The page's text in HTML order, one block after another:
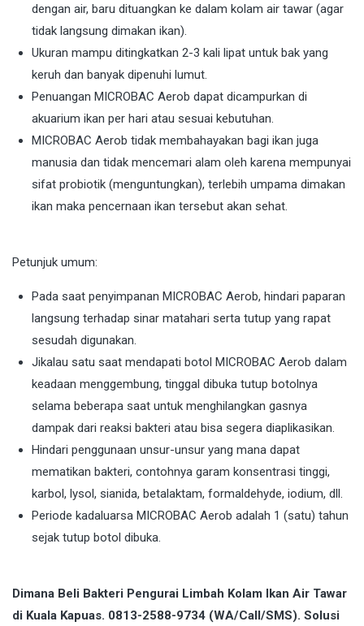
dengan air, baru dituangkan ke dalam kolam air tawar (agar
tidak langsung dimakan ikan).
Ukuran mampu ditingkatkan 2-3 kali lipat untuk bak yang
keruh dan banyak dipenuhi lumut.
Penuangan MICROBAC Aerob dapat dicampurkan di
akuarium ikan per hari atau sesuai kebutuhan.
MICROBAC Aerob tidak membahayakan bagi ikan juga
manusia dan tidak mencemari alam oleh karena mempunyai
sifat probiotik (menguntungkan), terlebih umpama dimakan
ikan maka pencernaan ikan tersebut akan sehat.
Petunjuk umum:
Pada saat penyimpanan MICROBAC Aerob, hindari paparan
langsung terhadap sinar matahari serta tutup yang rapat
sesudah digunakan.
Jikalau satu saat mendapati botol MICROBAC Aerob dalam
keadaan menggembung, tinggal dibuka tutup botolnya
selama beberapa saat untuk menghilangkan gasnya
dampak dari reaksi bakteri atau bisa segera diaplikasikan.
Hindari penggunaan unsur-unsur yang mana dapat
mematikan bakteri, contohnya garam konsentrasi tinggi,
karbol, lysol, sianida, betalaktam, formaldehyde, iodium, dll.
Periode kadaluarsa MICROBAC Aerob adalah 1 (satu) tahun
sejak tutup botol dibuka.
Dimana Beli Bakteri Pengurai Limbah Kolam Ikan Air Tawar
di Kuala Kapuas. 0813-2588-9734 (WA/Call/SMS). Solusi